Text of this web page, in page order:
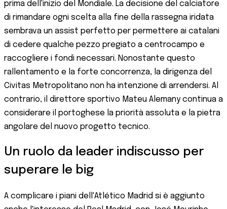
prima dell'inizio del Mondiale. La decisione del calciatore
di rimandare ogni scelta alla fine della rassegna iridata
sembrava un assist perfetto per permettere ai catalani
di cedere qualche pezzo pregiato a centrocampo e
raccogliere i fondi necessari. Nonostante questo
rallentamento e la forte concorrenza, la dirigenza del
Civitas Metropolitano non ha intenzione di arrendersi. Al
contrario, il direttore sportivo Mateu Alemany continua a
considerare il portoghese la priorità assoluta e la pietra
angolare del nuovo progetto tecnico.
Un ruolo da leader indiscusso per
superare le big
A complicare i piani dell'Atlético Madrid si è aggiunto